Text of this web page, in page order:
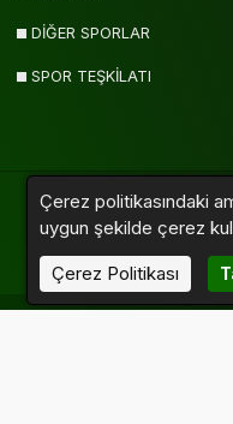
DİĞER SPORLAR
SPOR TEŞKİLATI
YazarlarVideolar
Çerez politikasındaki
uygun şekilde çerez
Çerez Politikası